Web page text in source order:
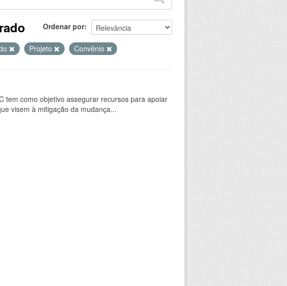
Ordenar por
Projeto Convênio
tem como objetivo assegurar recursos para apoiar
visem à mitigação da mudança...